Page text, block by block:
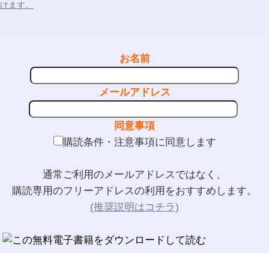
けます。
お名前
メールアドレス
同意事項
購読条件・注意事項に同意します
通常ご利用のメールアドレスではなく、
購読専用のフリーアドレスの利用をおすすめします。
(推奨説明はコチラ)